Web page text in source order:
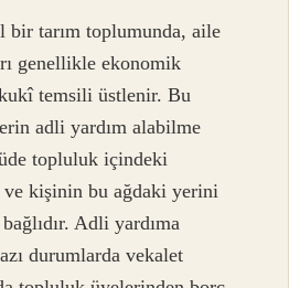
bir tarım toplumunda, aile
genellikle ekonomik
temsili üstlenir. Bu
adli yardım alabilme
topluluk içindeki
ve kişinin bu ağdaki yerini
bağlıdır. Adli yardıma
durumlarda vekalet